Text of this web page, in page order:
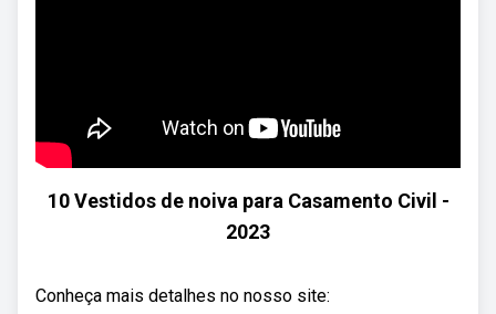
10 Vestidos de noiva para Casamento Civil -
2023
Conheça mais detalhes no nosso site: